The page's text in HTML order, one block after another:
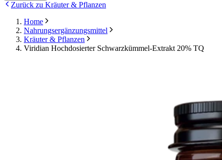
Zurück zu Kräuter & Pflanzen
Home
Nahrungsergänzungsmittel
Kräuter & Pflanzen
Viridian Hochdosierter Schwarzkümmel-Extrakt 20% TQ